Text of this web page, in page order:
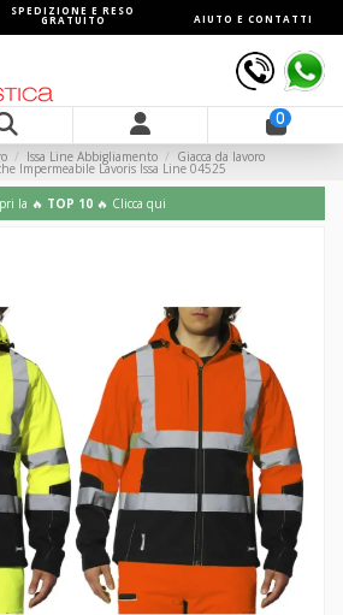
SPEDIZIONE E RESO
GRATUITO AIUTO E CONTATTI
0
Issa Line Abbigliamento Giacca da lavoro
Impermeabile Lavoris Issa Line 04525
la 🔥 TOP 10 🔥 Clicca qui